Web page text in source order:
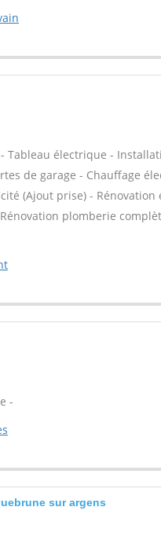
Tableau électrique -
de garage - Chauffage
(Ajout prise) -
plomberie
-
sur argens